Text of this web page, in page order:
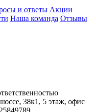
и ответы Акции
Наша команда Отзывы
38к1, 5 этаж, офис